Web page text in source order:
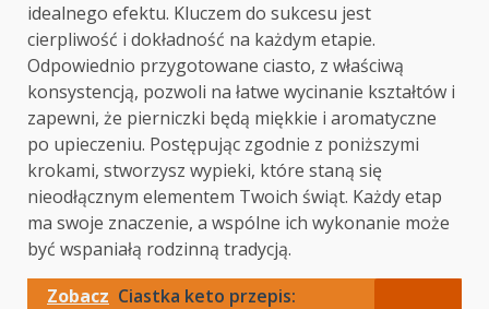
idealnego efektu. Kluczem do sukcesu jest
cierpliwość i dokładność na każdym etapie.
Odpowiednio przygotowane ciasto, z właściwą
konsystencją, pozwoli na łatwe wycinanie kształtów i
zapewni, że pierniczki będą miękkie i aromatyczne
po upieczeniu. Postępując zgodnie z poniższymi
krokami, stworzysz wypieki, które staną się
nieodłącznym elementem Twoich świąt. Każdy etap
ma swoje znaczenie, a wspólne ich wykonanie może
być wspaniałą rodzinną tradycją.
Zobacz Ciastka keto przepis: